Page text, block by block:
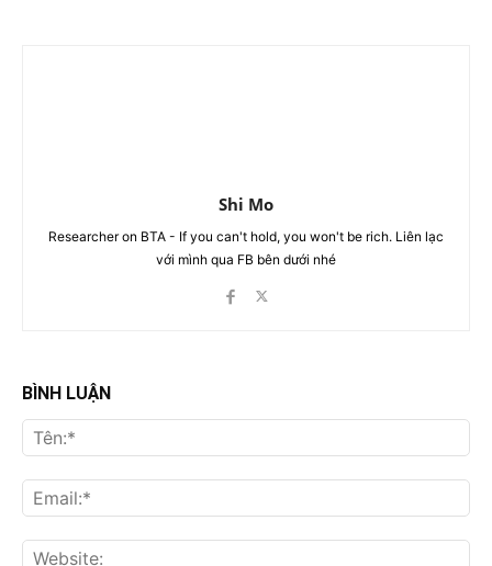
Shi Mo
Researcher on BTA - If you can't hold, you won't be rich. Liên lạc
với mình qua FB bên dưới nhé
BÌNH LUẬN